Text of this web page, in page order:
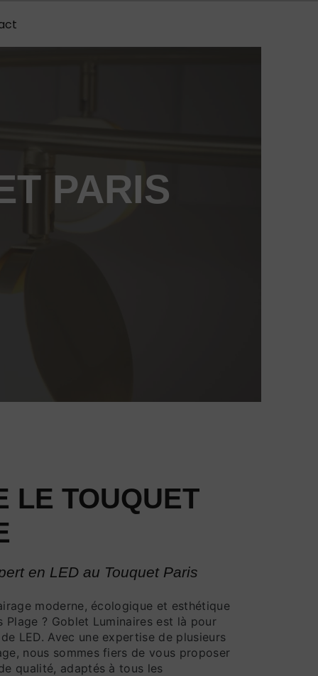
PARIS
LE TOUQUET
en LED au Touquet Paris
moderne, écologique et esthétique
? Goblet Luminaires est là pour
LED. Avec une expertise de plusieurs
nous sommes fiers de vous proposer
qualité, adaptés à tous les